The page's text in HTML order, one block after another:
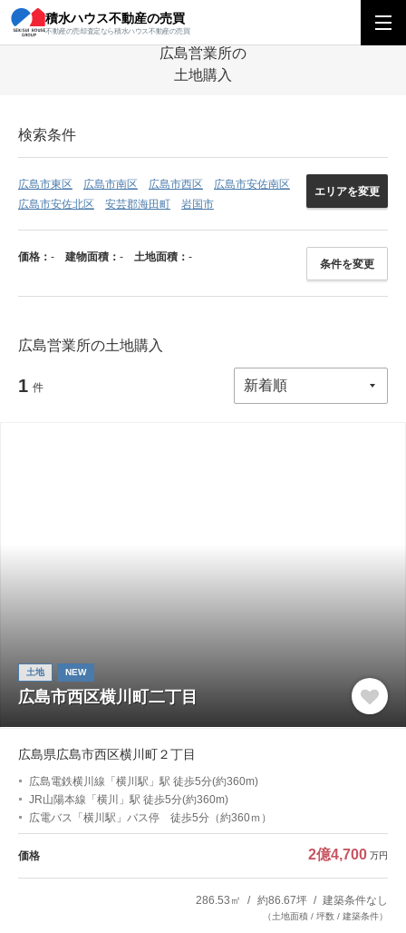
積水ハウス不動産の売買
不動産の売却査定なら積水ハウス不動産の売買
積水ハウス不動産の売買 中四国エリア 広島
広島営業所の
土地購入
検索条件
広島市東区 広島市南区 広島市西区
広島市安佐南区
広島市安佐北区
安芸郡海田町 岩国市
エリアを変更
価格： - 建物面積： - 土地面積： -
条件を変更
広島営業所の土地購入
1 件
土地 NEW
広島市西区横川町二丁目
広島県広島市西区横川町２丁目
広島電鉄横川線「横川駅」駅 徒歩5分(約360m)
JR山陽本線「横川」駅 徒歩5分(約360m)
広電バス「横川駅」バス停 徒歩5分（約360ｍ）
価格 2億4,700 万円
286.53㎡ 約86.67坪 建築条件なし
（土地面積 / 坪数 / 建築条件）